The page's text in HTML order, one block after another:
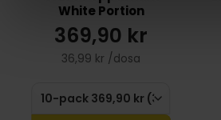
White Portion
369,90 kr
36,99 kr /dosa